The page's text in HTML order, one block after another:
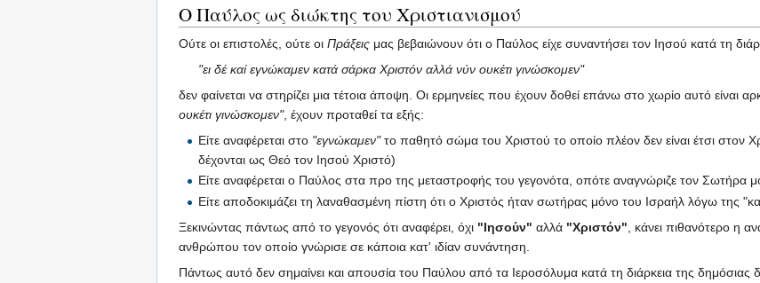
Ο Παύλος ως διώκτης του Χριστιανισμού
Ούτε οι επιστολές, ούτε οι Πράξεις μας βεβαιώνουν ότι ο Παύλος είχε συναντήσει τον Ιησού κατά τη
"ει δέ καί εγνώκαμεν κατά σάρκα Χριστόν αλλά νύν ουκέτι γινώσκομεν"
δεν φαίνεται να στηρίζει μια τέτοια άποψη. Οι ερμηνείες που έχουν δοθεί επάνω στο χωρίο αυτό είναι
ουκέτι γινώσκομεν", έχουν προταθεί τα εξής:
Είτε αναφέρεται στο "εγνώκαμεν"το παθητό σώμα του Χριστού το οποίο πλέον δεν είναι έτσι
δέχονται ως Θεό τον Ιησού Χριστό)
Είτε αναφέρεται ο Παύλος στα προ της μεταστροφής του γεγονότα, οπότε αναγνώριζε τον Σωτήρα
Είτε αποδοκιμάζει τη λαναθασμένη πίστη ότι ο Χριστός ήταν σωτήρας μόνο του Ισραήλ λόγω της
Ξεκινώντας πάντως από το γεγονός ότι αναφέρει, όχι "Ιησούν" αλλά "Χριστόν" , κάνει πιθανότερο η
ανθρώπου τον οποίο γνώρισε σε κάποια κατ' ιδίαν συνάντηση.
Πάντως αυτό δεν σημαίνει και απουσία του Παύλου από τα Ιεροσόλυμα κατά τη διάρκεια της δημόσιας